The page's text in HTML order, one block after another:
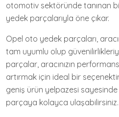
otomotiv sektöründe tanınan
yedek parçalarıyla öne çıkar.
Opel oto yedek parçaları,
tam uyumlu olup
parçalar, aracınızın
artırmak için ideal bir
geniş ürün yelpazesi
parçaya kolayca ulaşabilirsiniz.